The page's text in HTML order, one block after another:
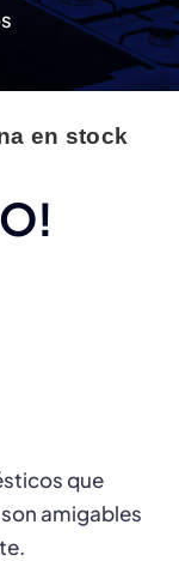
en stock
que
amigables